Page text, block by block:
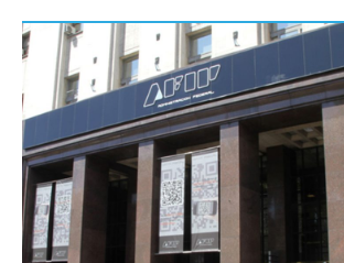
SERVICIOS SOCIALES
INFORMES ESPECIALES
FUERA DE MEGÁFONO